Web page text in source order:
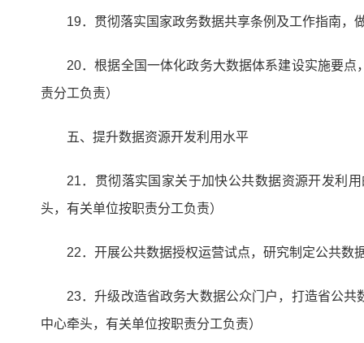
19．贯彻落实国家政务数据共享条例及工作指南，
20．根据全国一体化政务大数据体系建设实施要
责分工负责）
五、提升数据资源开发利用水平
21．贯彻落实国家关于加快公共数据资源开发利
头，有关单位按职责分工负责）
22．开展公共数据授权运营试点，研究制定公共数
23．升级改造省政务大数据公众门户，打造省公
中心牵头，有关单位按职责分工负责）